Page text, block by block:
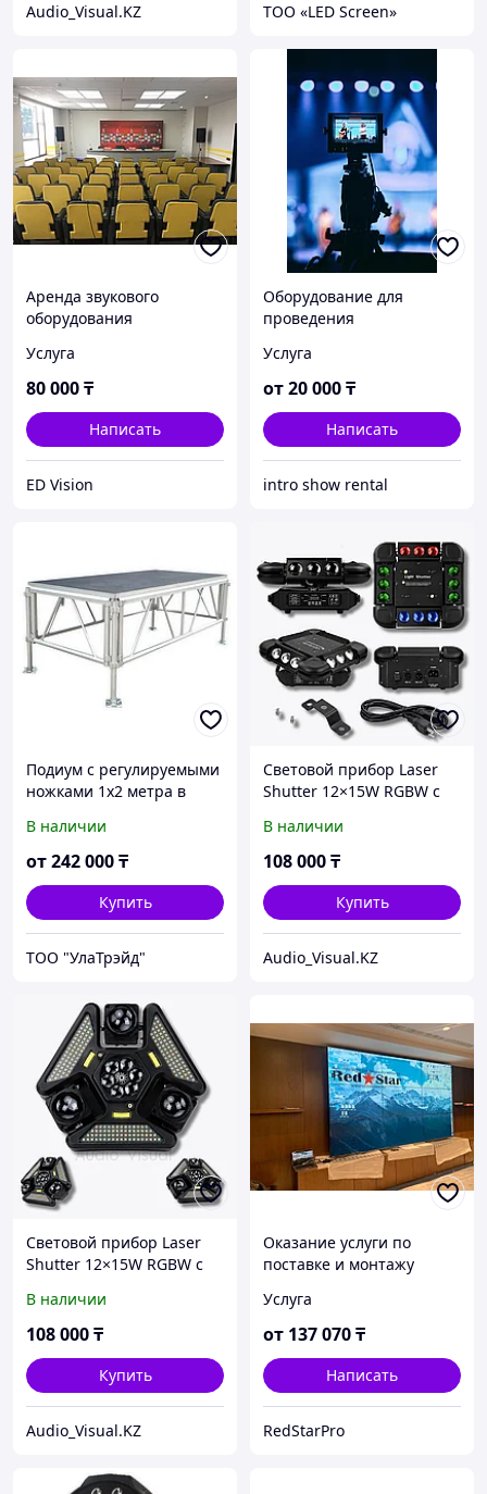
Audio_Visual.KZ ТОО «LED Screen»
Аренда звукового
оборудования
Услуга
80 000₸
Написать
ED Vision
Оборудование для
проведения
трансляция (аренда
звука, света,
полиграфия) Услуга
Услуга
от20 000₸
Написать
intro show rental
Подиум с регулируемыми
ножками 1х2 метра в
В наличии
от242 000₸
Купить
ТОО "УлаТрэйд"
Световой прибор Laser
Shutter 12×15W RGBW с
стробоскоп, DMX512 для
сцены и шоу
В наличии
108 000₸
Купить
Audio_Visual.KZ
Световой прибор Laser
Shutter 12×15W RGBW с
стробоскоп, DMX512 для
сцены и шоу
В наличии
108 000₸
Купить
Audio_Visual.KZ
Оказание услуги по
поставке и монтажу
Услуга
от 137 070₸
Написать
RedStarPro